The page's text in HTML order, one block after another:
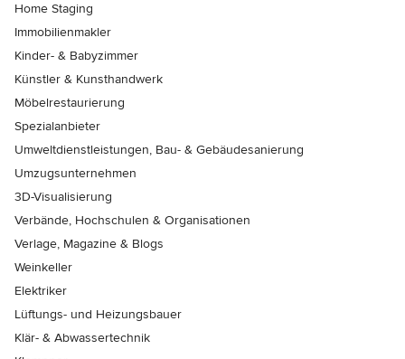
Home Staging
Immobilienmakler
Kinder- & Babyzimmer
Künstler & Kunsthandwerk
Möbelrestaurierung
Spezialanbieter
Umweltdienstleistungen, Bau- & Gebäudesanierung
Umzugsunternehmen
3D-Visualisierung
Verbände, Hochschulen & Organisationen
Verlage, Magazine & Blogs
Weinkeller
Elektriker
Lüftungs- und Heizungsbauer
Klär- & Abwassertechnik